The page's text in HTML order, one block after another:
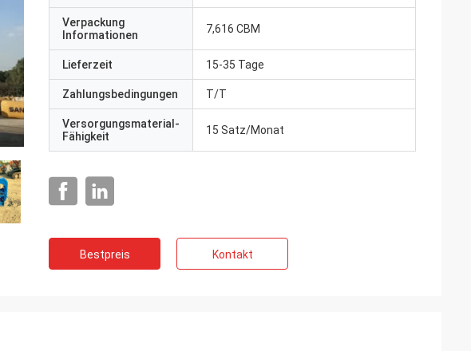
Verpackung
Informationen
7,616 CBM
Lieferzeit 15-35 Tage
Zahlungsbedingungen T/T
Versorgungsmaterial-
Fähigkeit
15 Satz/Monat
Bestpreis Kontakt